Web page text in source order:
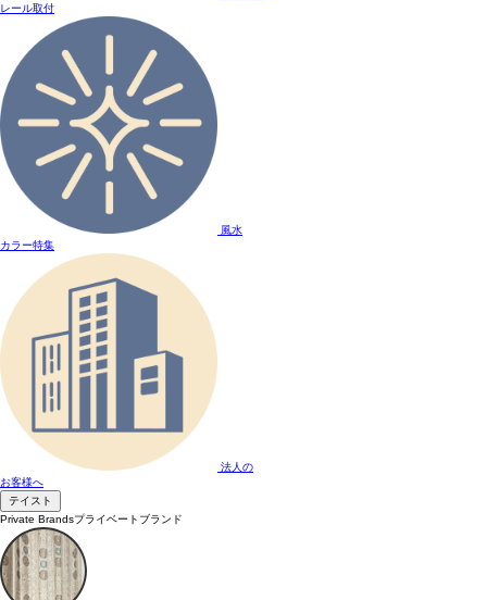
レール取付
風水
カラー特集
法人の
お客様へ
テイスト
Private Brandsプライベートブランド